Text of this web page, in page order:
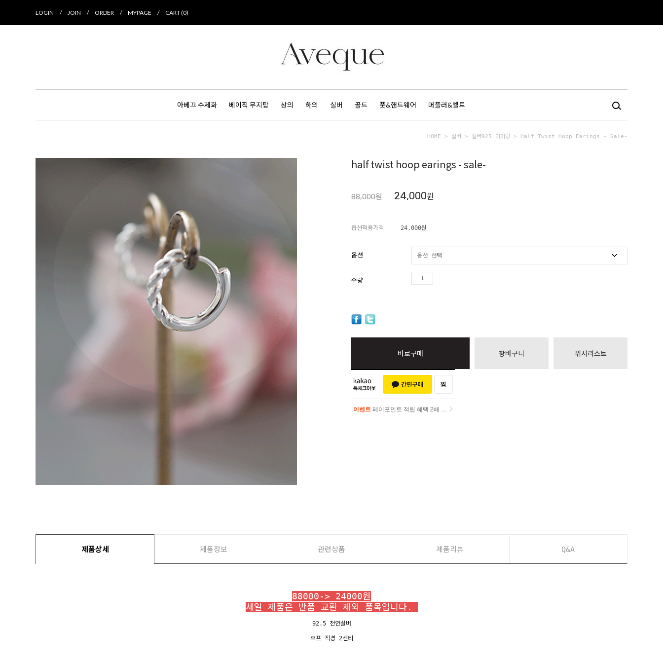
LOGIN / JOIN / ORDER / MYPAGE / CART (0)
아베끄 수제화 베이직 무지탑 상의 하의 실버 골드 풋&핸드웨어 머플러&벨트
HOME > 실버 > 실버925 이어링 > Half Twist Hoop Earings - Sale-
half twist hoop earings - sale-
88,000원 24,000원
옵션적용가격 24,000원
옵션
수량
바로구매 장바구니 위시리스트
이벤트 페이포인트 적립 혜택 2배 UP!
제품상세 제품정보 관련상품 제품리뷰 Q&A
88000-> 24000원
세일 제품은 반품 교환 제외 품목입니다.
92.5 천연실버
후프 직경 2센티